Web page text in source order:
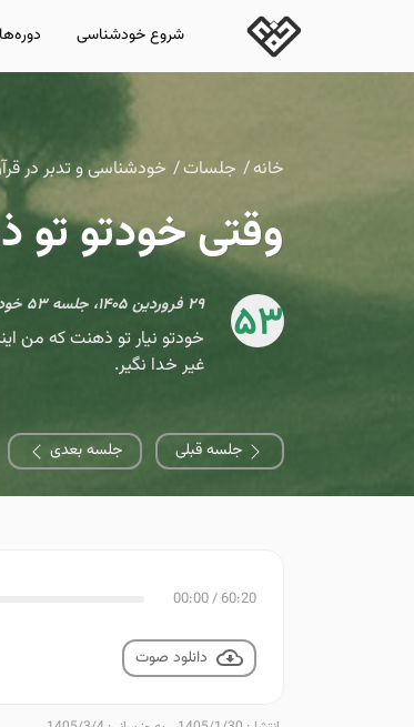
شروع خودشناسی دوره‌ها
خانه جلسات خودشناسی و تدبر در
وقتی خودتو تو
53 ۲۹ فروردین ۱۴۰۵، جلسه ۵۳ خودشناسی در قرآن، سوره کهف، آیه ۳۲-۴۴
خودتو نیار تو ذهنت که من
غیر خدا نگیر.
جلسه قبلی جلسه بعدی
60:20
/
00:00
دانلود صوت